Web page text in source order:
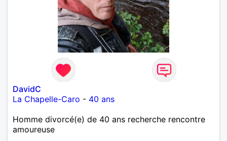
DavidC
La Chapelle-Caro - 40 ans
Homme divorcé(e) de 40 ans recherche rencontre
amoureuse